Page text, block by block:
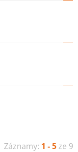
Záznamy: 1 - 5ze 9